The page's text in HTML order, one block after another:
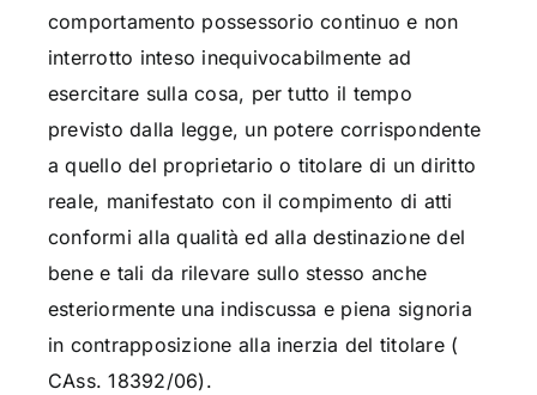
comportamento possessorio continuo e non
interrotto inteso inequivocabilmente ad
esercitare sulla cosa, per tutto il tempo
previsto dalla legge, un potere corrispondente
a quello del proprietario o titolare di un diritto
reale, manifestato con il compimento di atti
conformi alla qualità ed alla destinazione del
bene e tali da rilevare sullo stesso anche
esteriormente una indiscussa e piena signoria
in contrapposizione alla inerzia del titolare (
CAss. 18392/06).